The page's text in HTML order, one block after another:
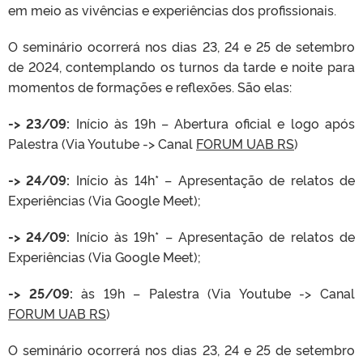
em meio as vivências e experiências dos profissionais.
O seminário ocorrerá nos dias 23, 24 e 25 de setembro
de 2024, contemplando os turnos da tarde e noite para
momentos de formações e reflexões. São elas:
-> 23/09: Início às 19h – Abertura oficial e logo após
Palestra (Via Youtube -> Canal FORUM UAB RS)
-> 24/09: Início às 14h* – Apresentação de relatos de
Experiências (Via Google Meet);
-> 24/09: Início às 19h* – Apresentação de relatos de
Experiências (Via Google Meet);
-> 25/09: às 19h – Palestra (Via Youtube -> Canal
FORUM UAB RS)
O seminário ocorrerá nos dias 23, 24 e 25 de setembro